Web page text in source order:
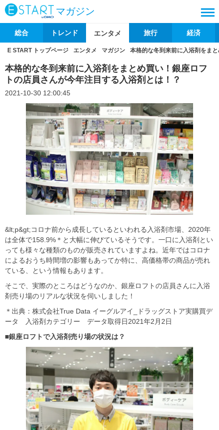
マガジン
総合 トレンド エンタメ 旅行 経済
E START トップページ エンタメ マガジン 本格的な冬到来前に入浴剤をま
本格的な冬到来前に入浴剤をまとめ買い！銀座ロフ
トの店員さんが今年注目する入浴剤とは！？
2021-10-30 12:00:45
&lt;p&gt;コロナ前から成長しているといわれる入浴剤市場、2020年
は全体で158.9%＊と大幅に伸びているそうです。一口に入浴剤とい
っても様々な種類のものが販売されていますよね。近年ではコロナ
によるおうち時間増の影響もあってか特に、高価格帯の商品が売れ
ている、という情報もあります。
そこで、実際のところはどうなのか、銀座ロフトの店員さんに入浴
剤売り場のリアルな状況を伺いしました！
＊出典：株式会社True Data イーグルアイ_ドラッグストア実購買デ
ータ 入浴剤カテゴリー データ取得日2021年2月2日
■銀座ロフトで入浴剤売り場の状況は？